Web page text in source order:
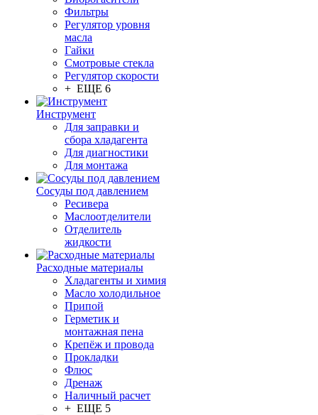
Фильтры
Регулятор уровня
масла
Гайки
Смотровые стекла
Регулятор скорости
+ ЕЩЕ 6
Инструмент
Для заправки и
сбора хладагента
Для диагностики
Для монтажа
Сосуды под давлением
Ресивера
Маслоотделители
Отделитель
жидкости
Расходные материалы
Хладагенты и химия
Масло холодильное
Припой
Герметик и
монтажная пена
Крепёж и провода
Прокладки
Флюс
Дренаж
Наличный расчет
+ ЕЩЕ 5